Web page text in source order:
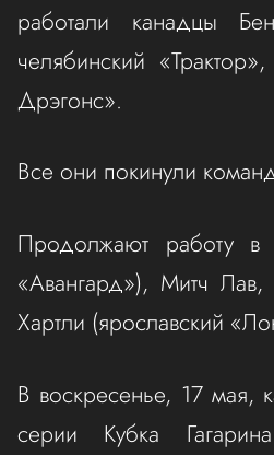
работали канадцы
челябинский
Дрэгонс».
Все они покинули
Продолжают работу в
«Авангард»), Митч
Хартли (ярославский
В воскресенье, 17 мая,
серии Кубка